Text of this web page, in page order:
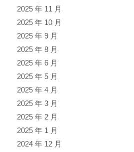
2025 年 11 月
2025 年 10 月
2025 年 9 月
2025 年 8 月
2025 年 6 月
2025 年 5 月
2025 年 4 月
2025 年 3 月
2025 年 2 月
2025 年 1 月
2024 年 12 月